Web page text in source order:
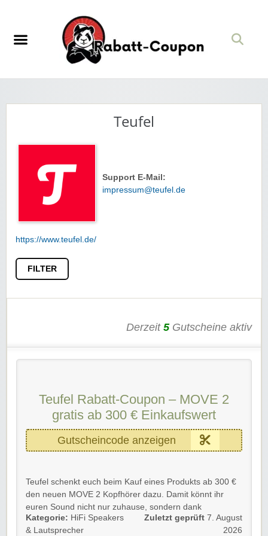
Teufel
Support E-Mail:
impressum@teufel.de
https://www.teufel.de/
FILTER
Derzeit 5Gutscheine aktiv
Teufel Rabatt-Coupon – MOVE 2
gratis ab 300 € Einkaufswert
Gutscheincode anzeigen
Teufel schenkt euch beim Kauf eines Produkts ab 300 €
den neuen MOVE 2 Kopfhörer dazu. Damit könnt ihr
euren Sound nicht nur zuhause, sondern dank
kabelgebundenem USB-C-Anschluss auch unterwegs
genießen.
Kategorie: HiFi Speakers
& Lautsprecher
Zuletzt geprüft 7. August
2026